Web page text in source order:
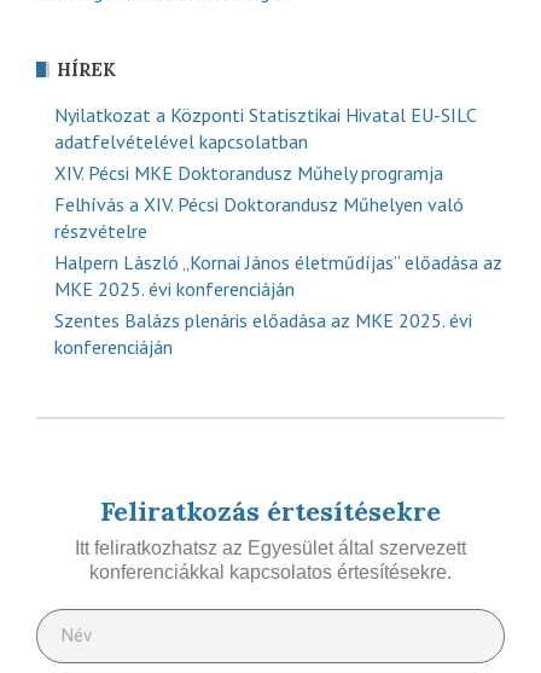
HÍREK
Nyilatkozat a Központi Statisztikai Hivatal EU-SILC
adatfelvételével kapcsolatban
XIV. Pécsi MKE Doktorandusz Műhely programja
Felhívás a XIV. Pécsi Doktorandusz Műhelyen való
részvételre
Halpern László „Kornai János életműdíjas” előadása az
MKE 2025. évi konferenciáján
Szentes Balázs plenáris előadása az MKE 2025. évi
konferenciáján
Feliratkozás értesítésekre
Itt feliratkozhatsz az Egyesület által szervezett
konferenciákkal kapcsolatos értesítésekre.